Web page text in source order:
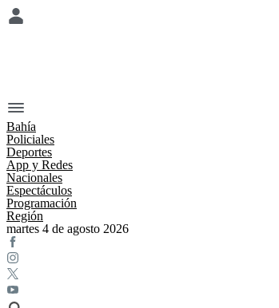
Bahía
Policiales
Deportes
App y Redes
Nacionales
Espectáculos
Programación
Región
martes 4 de agosto 2026